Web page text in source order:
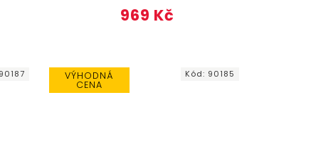
969 Kč
90187 VÝHODNÁ
CENA
Kód: 90185